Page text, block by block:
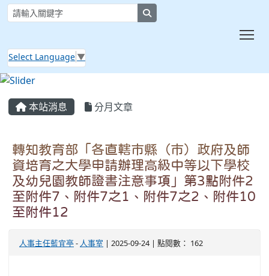
Select Language ▼
本站消息 分月文章
轉知教育部「各直轄市縣（市）政府及師
資培育之大學申請辦理高級中等以下學校
及幼兒園教師證書注意事項」第3點附件2
至附件7、附件7之1、附件7之2、附件10
至附件12
人事主任藍宜亭 - 人事室 | 2025-09-24 | 點閱數： 162